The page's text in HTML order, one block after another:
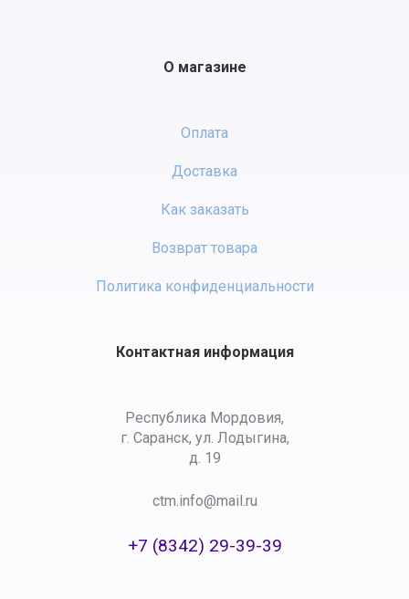
О магазине
Оплата
Доставка
Как заказать
Возврат товара
Политика конфиденциальности
Контактная информация
Республика Мордовия,
г. Саранск, ул. Лодыгина,
д. 19
ctm.info@mail.ru
+7 (8342) 29-39-39